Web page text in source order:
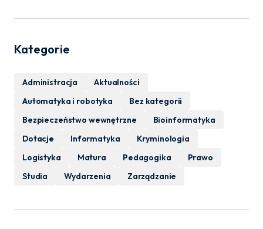
Kategorie
Administracja
Aktualności
Automatyka i robotyka
Bez kategorii
Bezpieczeństwo wewnętrzne
Bioinformatyka
Dotacje
Informatyka
Kryminologia
Logistyka
Matura Pedagogika
Prawo
Studia
Wydarzenia Zarządzanie